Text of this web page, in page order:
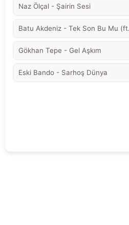
Naz Ölçal - Şairin Sesi
Batu Akdeniz - Tek Son Bu Mu
Gökhan Tepe - Gel Aşkım
Eski Bando - Sarhoş Dünya